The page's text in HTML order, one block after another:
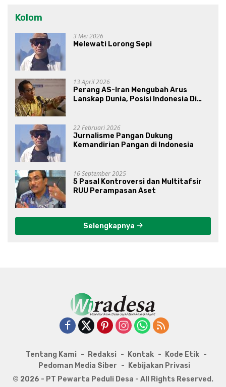
Kolom
3 Mei 2026
Melewati Lorong Sepi
13 April 2026
Perang AS-Iran Mengubah Arus
Lanskap Dunia, Posisi Indonesia Di
22 Februari 2026
Jurnalisme Pangan Dukung
Kemandirian Pangan di Indonesia
16 September 2025
5 Pasal Kontroversi dan Multitafsir
RUU Perampasan Aset
Selengkapnya
Tentang Kami Redaksi Kontak
Kode Etik
Pedoman Media Siber
Kebijakan Privasi
© 2026 - PT Pewarta Peduli Desa - All Rights Reserved.